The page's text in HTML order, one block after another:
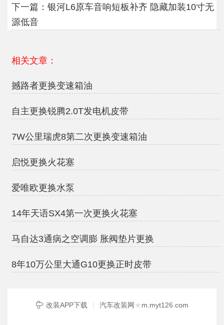
下一篇： 银河L6原车音响短板补齐 隐藏加装10寸无
源低音
相关文章：
撼路者更换变速箱油
自主更换锐腾2.0T发电机皮带
7W公里瑞虎8第二次更换变速箱油
启悦更换火花塞
爱唯欧更换水泵
14年天语SX4第一次更换火花塞
马自达3通病之空调膨 胀阀垫片更换
8年10万公里大通G10更换正时皮带
改装APP下载 | 汽车改装网 ★m.myt126.com